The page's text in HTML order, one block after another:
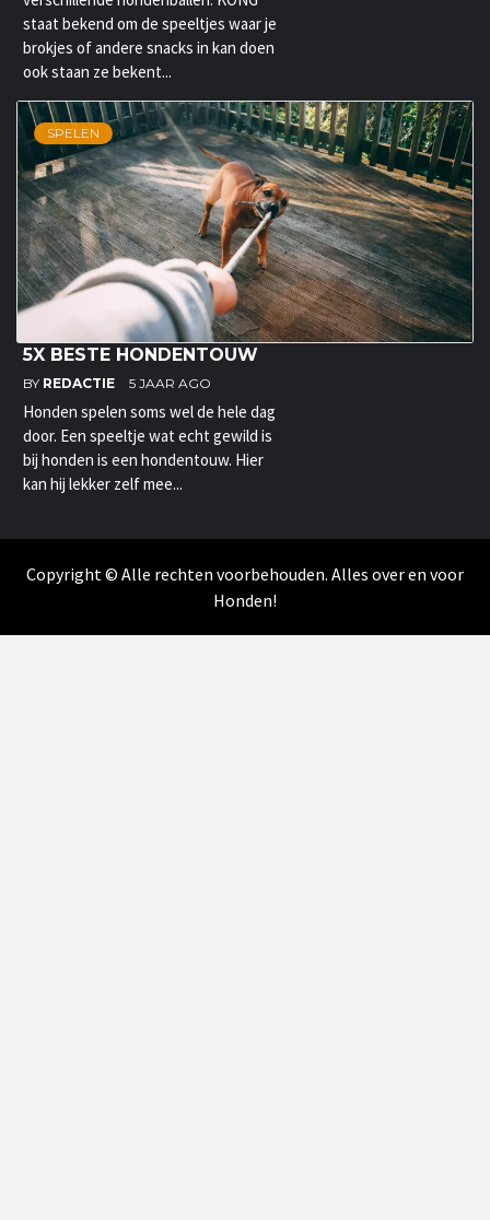
staat bekend om de speeltjes waar je
brokjes of andere snacks in kan doen
ook staan ze bekent...
SPELEN
5X BESTE HONDENTOUW
BY REDACTIE 5 JAAR AGO
Honden spelen soms wel de hele dag
door. Een speeltje wat echt gewild is
bij honden is een hondentouw. Hier
kan hij lekker zelf mee...
Copyright © Alle rechten voorbehouden. Alles over en voor
Honden!